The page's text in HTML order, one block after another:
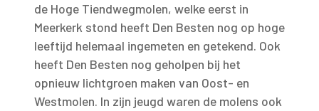
de Hoge Tiendwegmolen, welke eerst in
Meerkerk stond heeft Den Besten nog op hoge
leeftijd helemaal ingemeten en getekend. Ook
heeft Den Besten nog geholpen bij het
opnieuw lichtgroen maken van Oost- en
Westmolen. In zijn jeugd waren de molens ook